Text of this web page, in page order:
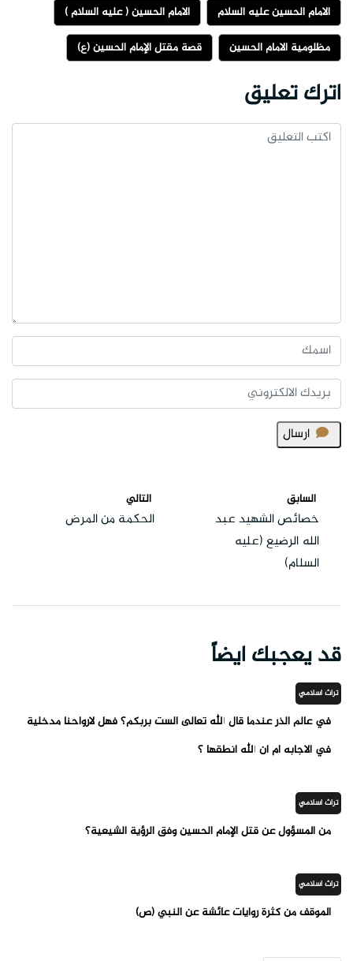
الامام الحسين عليه السلام
الامام الحسين ( عليه السلام )
مظلومية الامام الحسين
قصة مقتل الإمام الحسين (ع)
اترك تعليق
ارسال
السابق
خصائص الشهيد عبد
الله الرضيع (عليه
السلام)
التالي
الحكمة من المرض
قد يعجبك ايضاً
تراث اسلامي
في عالم الذر عندما قال الله تعالى الست بربكم؟ فهل لارواحنا مدخلية
في الاجابه ام ان الله انطقها ؟
تراث اسلامي
من المسؤول عن قتل الإمام الحسين وفق الرؤية الشيعية؟
تراث اسلامي
الموقف من كثرة روايات عائشة عن النبي (ص)